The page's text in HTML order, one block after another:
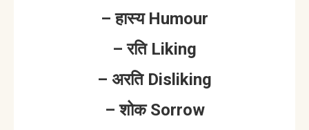
– हास्य Humour
– रति Liking
– अरति Disliking
– शोक Sorrow